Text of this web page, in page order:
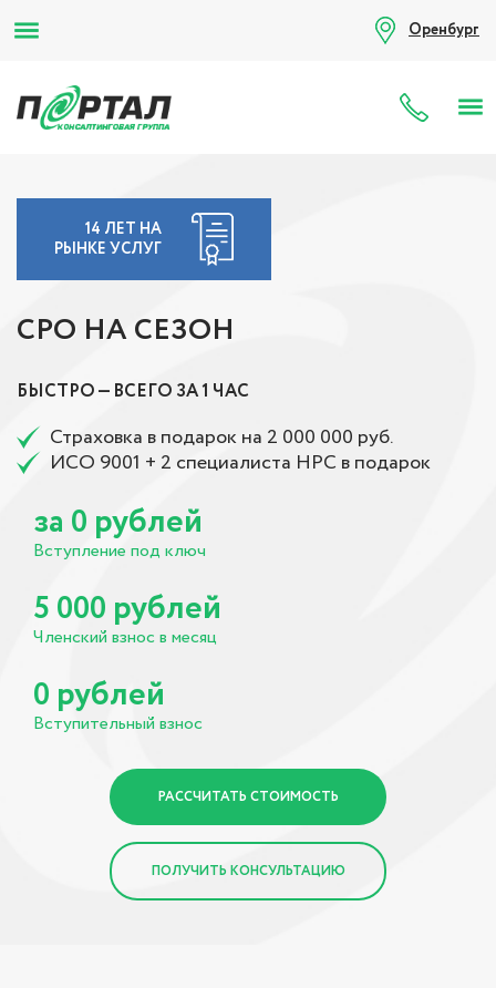
Оренбург
8
14 ЛЕТ НА
РЫНКЕ УСЛУГ
СРО НА СЕЗОН
БЫСТРО — ВСЕГО ЗА 1 ЧАС
Страховка в подарок на 2 000 000 руб.
ИСО 9001 + 2 специалиста НРС в подарок
за 0 рублей
Вступление под ключ
5 000 рублей
Членский взнос в месяц
0 рублей
Вступительный взнос
РАССЧИТАТЬ СТОИМОСТЬ
ПОЛУЧИТЬ КОНСУЛЬТАЦИЮ